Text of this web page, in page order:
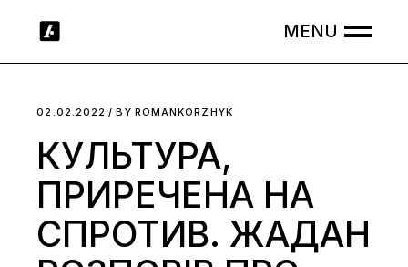
02.02.2022 BY ROMANKORZHYK
КУЛЬТУРА,
ПРИРЕЧЕНА НА
СПРОТИВ. ЖАДАН